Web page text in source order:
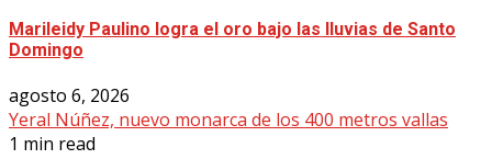
Marileidy Paulino logra el oro bajo las lluvias de Santo
Domingo
agosto 6, 2026
Yeral Núñez, nuevo monarca de los 400 metros vallas
1 min read